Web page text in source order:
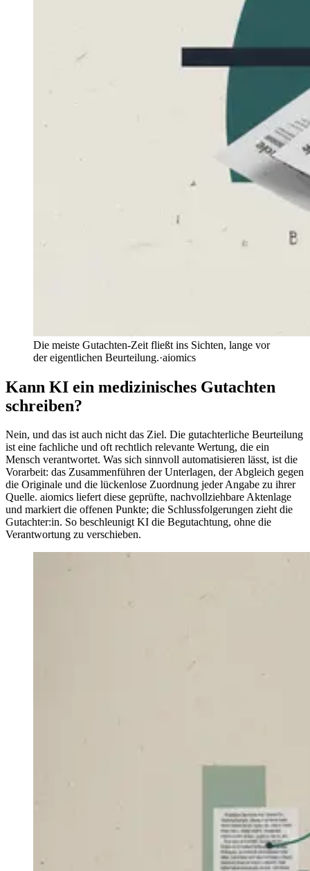
Die meiste Gutachten-Zeit fließt ins Sichten, lange vor
der eigentlichen Beurteilung.·aiomics
Kann KI ein medizinisches Gutachten
schreiben?
Nein, und das ist auch nicht das Ziel. Die gutachterliche Beurteilung
ist eine fachliche und oft rechtlich relevante Wertung, die ein
Mensch verantwortet. Was sich sinnvoll automatisieren lässt, ist die
Vorarbeit: das Zusammenführen der Unterlagen, der Abgleich gegen
die Originale und die lückenlose Zuordnung jeder Angabe zu ihrer
Quelle. aiomics liefert diese geprüfte, nachvollziehbare Aktenlage
und markiert die offenen Punkte; die Schlussfolgerungen zieht die
Gutachter:in. So beschleunigt KI die Begutachtung, ohne die
Verantwortung zu verschieben.